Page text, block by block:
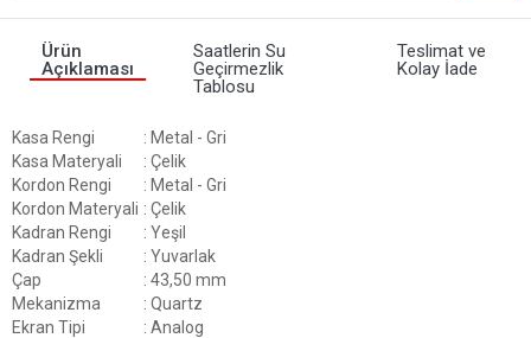
Ürün
Açıklaması
Saatlerin Su
Geçirmezlik
Tablosu
Teslimat ve
Kolay İade
Kasa Rengi
: Metal - Gri
Kasa Materyali
: Çelik
Kordon Rengi
: Metal - Gri
Kordon Materyali : Çelik
Kadran Rengi
: Yeşil
Kadran Şekli
: Yuvarlak
Çap
: 43,50 mm
Mekanizma
: Quartz
Ekran Tipi
: Analog